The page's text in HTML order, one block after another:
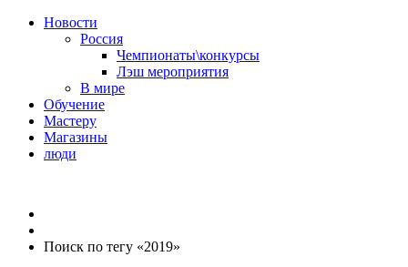
Новости
Россия
Чемпионаты\конкурсы
Лэш мероприятия
В мире
Обучение
Мастеру
Магазины
люди
Поиск по тегу «2019»